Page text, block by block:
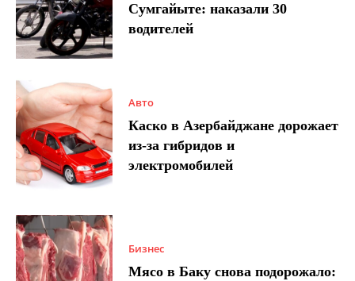
Сумгайыте: наказали 30
водителей
Авто
Каско в Азербайджане дорожает
из-за гибридов и
электромобилей
Бизнес
Мясо в Баку снова подорожало: